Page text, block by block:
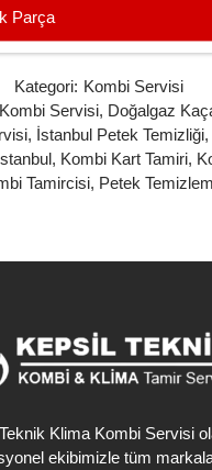
Parça
Kategori: Kombi Servisi
Servisi, Doğalgaz
, İstanbul Petek Temizliği,
, Kombi Kart Tamiri,
Tamircisi, Petek
Klima Kombi Servisi
ekibimizle tüm